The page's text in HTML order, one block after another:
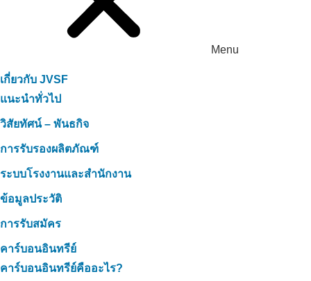
Menu
เกี่ยวกับ JVSF
แนะนำทั่วไป
วิสัยทัศน์ – พันธกิจ
การรับรองผลิตภัณฑ์
ระบบโรงงานและสำนักงาน
ข้อมูลประวัติ
การรับสมัคร
คาร์บอนอินทรีย์
คาร์บอนอินทรีย์คืออะไร?